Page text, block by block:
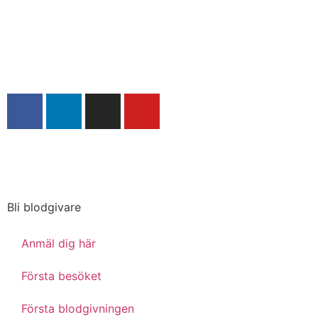
Bli blodgivare
Anmäl dig här
Första besöket
Första blodgivningen